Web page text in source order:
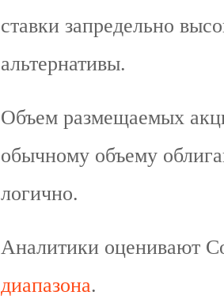
ставки запредельно
альтернативы.
Объем размещаемых
обычному объему
логично.
Аналитики оценивают
диапазона.